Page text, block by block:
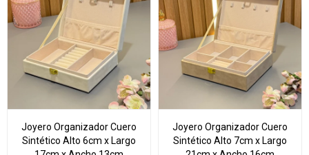
Joyero Organizador Cuero
Sintético Alto 6cm x Largo
Joyero Organizador Cuero
Sintético Alto 7cm x Largo